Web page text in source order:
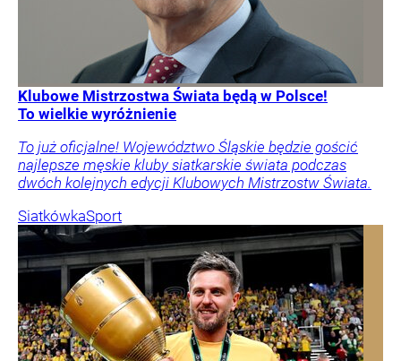
Klubowe Mistrzostwa Świata będą w Polsce!
To wielkie wyróżnienie
To już oficjalne! Województwo Śląskie będzie gościć
najlepsze męskie kluby siatkarskie świata podczas
dwóch kolejnych edycji Klubowych Mistrzostw Świata.
SiatkówkaSport